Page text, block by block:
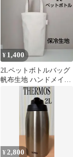
¥ 1,400
2Lペットボトルバッグ
帆布生地 ハンドメイド
水筒カバー
¥2,800